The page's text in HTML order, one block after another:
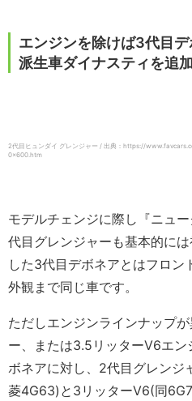
エンジンを除けば3代目
派生車ダイナスティを追加
2代目ヒュンダイ グレンジャー / 出典：https://
0×600.htm
モデルチェンジに際し『ニュ
代目グレンジャーも基本的に
した3代目デボネアとはフロン
外観まで同じ車です。
ただしエンジンラインナップ
ー、または3.5リッターV6エ
ボネアに対し、2代目グレンジ
菱4G63)と3リッターV6(同